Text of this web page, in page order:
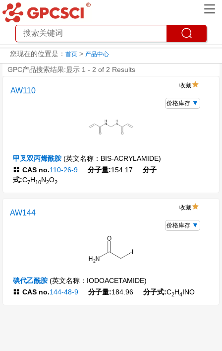
您现在的位置是： 首页 > 产品中心
GPC产品搜索结果:显示 1 - 2 of 2 Results
AW110
甲叉双丙烯酰胺 (英文名称：BIS-ACRYLAMIDE)
CAS no.110-26-9 分子量:154.17
分子
式:C7H10N2O2
收藏
价格库存
AW144
碘代乙酰胺 (英文名称：IODOACETAMIDE)
CAS no.144-48-9 分子量:184.96 分子式:C2H4INO
收藏
价格库存